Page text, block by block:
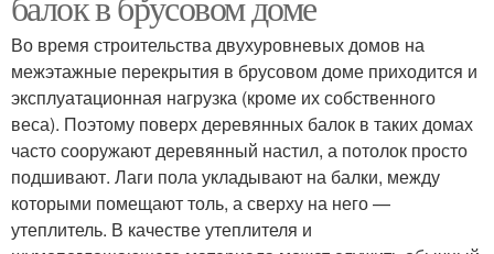
Во время строительства двухуровневых домов на
межэтажные перекрытия в брусовом доме приходится и
эксплуатационная нагрузка (кроме их собственного
веса). Поэтому поверх деревянных балок в таких домах
часто сооружают деревянный настил, а потолок просто
подшивают. Лаги пола укладывают на балки, между
которыми помещают толь, а сверху на него —
утеплитель. В качестве утеплителя и